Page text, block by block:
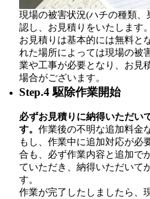
現場の被害状況(ハチの種類
認し、お見積りをいたします。
お見積りは基本的には無料と
れた場所によっては現場の被
業や工事が必要となり、お見
場合がございます。
Step.4 駆除作業開始
必ずお見積りに納得いただい
す。 作業後の不明な追加料金
もし、作業中に追加対応が必
合も、必ず作業内容と追加で
ていただき、納得いただいて
す。
作業が完了したしましたら、